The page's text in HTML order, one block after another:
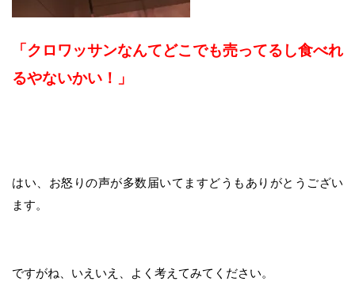
「クロワッサンなんてどこでも売ってるし食べれ
るやないかい！」
はい、お怒りの声が多数届いてますどうもありがとうござい
ます。
ですがね、いえいえ、よく考えてみてください。